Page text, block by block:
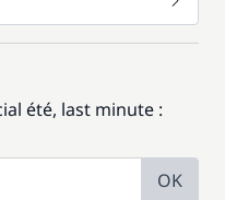
été, last minute :
OK